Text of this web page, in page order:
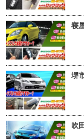
寝
堺
吹